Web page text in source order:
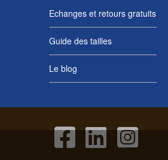
Echanges et retours gratuits
Guide des tailles
Le blog